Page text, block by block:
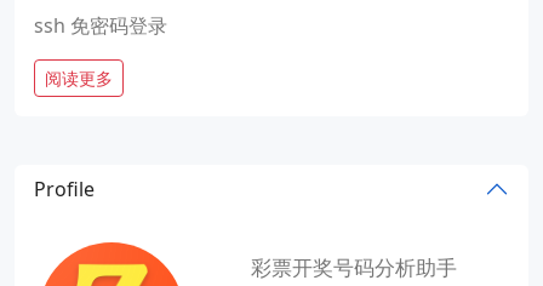
ssh 免密码登录
阅读更多
Profile
彩票开奖号码分析助手